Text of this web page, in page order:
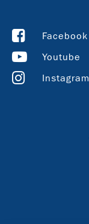
Facebook
Youtube
Instagram